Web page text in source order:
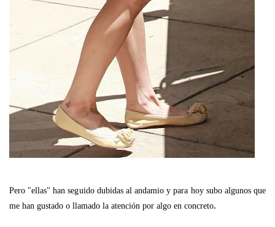
Pero "ellas" han seguido dubidas al andamio y para hoy subo algunos que
me han gustado o llamado la atención por algo en concreto.